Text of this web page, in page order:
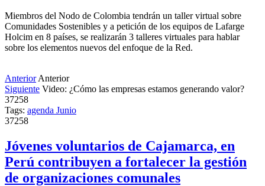
Miembros del Nodo de Colombia tendrán un taller virtual sobre
Comunidades Sostenibles y a petición de los equipos de Lafarge
Holcim en 8 países, se realizarán 3 talleres virtuales para hablar
sobre los elementos nuevos del enfoque de la Red.
Anterior Anterior
Siguiente Video: ¿Cómo las empresas estamos generando valor?
37258
Tags: agenda Junio
37258
Jóvenes voluntarios de Cajamarca, en
Perú contribuyen a fortalecer la gestión
de organizaciones comunales